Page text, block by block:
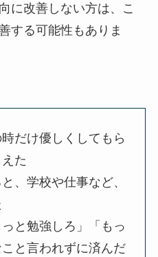
に改善しない方は、こ
する可能性もありま
だけ優しくしてもら
た
、学校や仕事など、
と勉強しろ」「もっ
と言われずに済んだ